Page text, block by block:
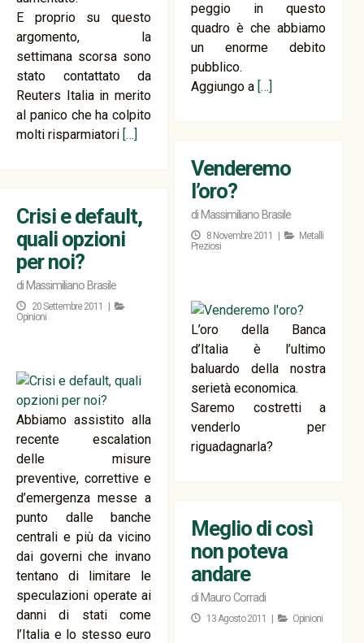
peggio in questo
quadro è che abbiamo
un enorme debito
pubblico.
Aggiungo a […]
E proprio su questo
argomento, la
settimana scorsa sono
stato contattato da
Reuters Italia in merito
al panico che ha colpito
molti risparmiatori […]
Venderemo
l’oro?
di Massimiliano Brasile
8 Novembre 2011 |
Metalli
Preziosi
L’oro della Banca
d’Italia è l’ultimo
baluardo della nostra
serietà economica.
Saremo costretti a
venderlo per
riguadagnarla?
Crisi e default,
quali opzioni
per noi?
di Massimiliano Brasile
20 Settembre 2011 |
Opinioni
Abbiamo assistito alla
recente escalation
delle misure
preventive, correttive e
d’emergenza messe a
punto dalle banche
centrali e più da vicino
dai governi che invano
tentano di limitare le
speculazioni operate ai
danni di stati come
l’Italia e lo stesso euro
Meglio di così
non poteva
andare
di Mauro Corradi
13 Agosto 2011 | Opinioni